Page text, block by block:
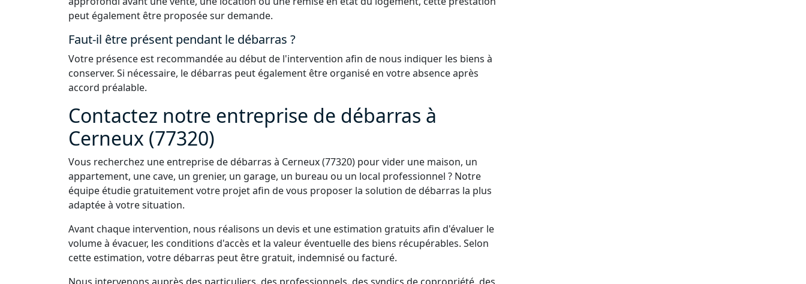
peut également être proposée sur demande.
Faut-il être présent pendant le débarras ?
Votre présence est recommandée au début de l'intervention afin de nous indiquer les biens à
conserver. Si nécessaire, le débarras peut également être organisé en votre absence après
accord préalable.
Contactez notre entreprise de débarras à
Cerneux (77320)
Vous recherchez une entreprise de débarras à Cerneux (77320) pour vider une maison, un
appartement, une cave, un grenier, un garage, un bureau ou un local professionnel ? Notre
équipe étudie gratuitement votre projet afin de vous proposer la solution de débarras la plus
adaptée à votre situation.
Avant chaque intervention, nous réalisons un devis et une estimation gratuits afin d'évaluer le
volume à évacuer, les conditions d'accès et la valeur éventuelle des biens récupérables. Selon
cette estimation, votre débarras peut être gratuit, indemnisé ou facturé.